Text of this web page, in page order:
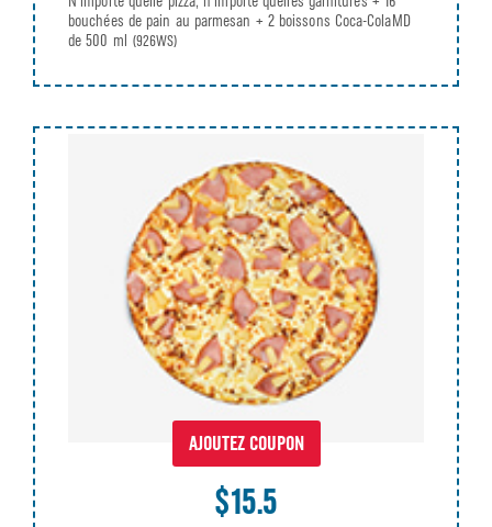
bouchées de pain au parmesan + 2 boissons Coca-ColaMD
de 500 ml (926WS)
AJOUTEZ COUPON
$15.5